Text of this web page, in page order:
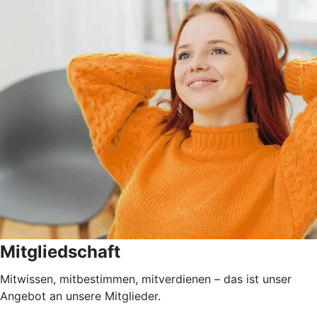
Mitgliedschaft
Mitwissen, mitbestimmen, mitverdienen – das ist unser
Angebot an unsere Mitglieder.